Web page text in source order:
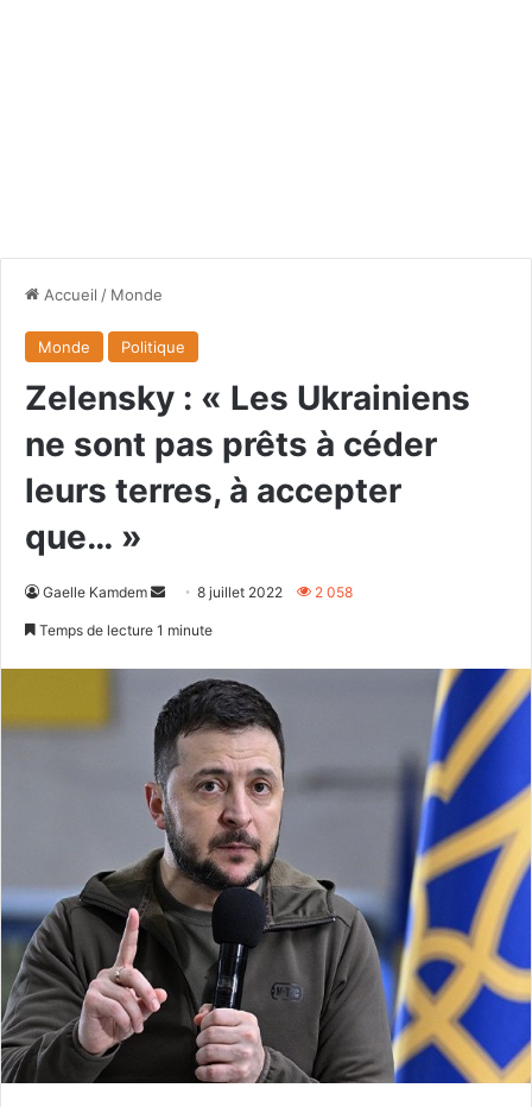
Accueil / Monde
Monde Politique
Zelensky : « Les Ukrainiens
ne sont pas prêts à céder
leurs terres, à accepter
que… »
Gaelle Kamdem
Envoyer8 juillet 2022 2 058
Temps de lecture 1 minute